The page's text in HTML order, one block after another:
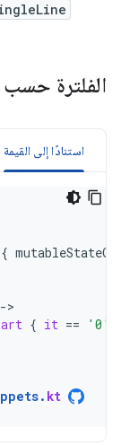
الفلترة حسب
استنادًا إلى القيمة
{ mutableStateOf
-
{ it == '0'
. kt